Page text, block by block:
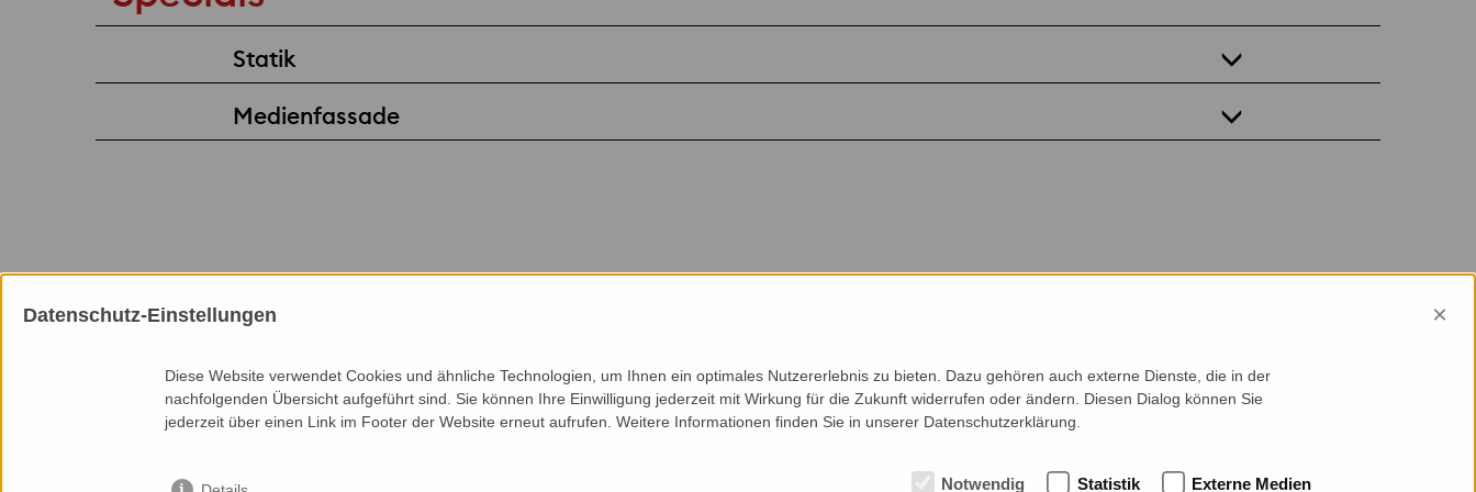
Statik
Medienfassade
Mitgliedschaften
Datenschutz-Einstellungen ×
Diese Website verwendet Cookies und ähnliche Technologien, um Ihnen ein optimales Nutzererlebnis zu bieten. Dazu gehören auch externe Dienste, die in der
nachfolgenden Übersicht aufgeführt sind. Sie können Ihre Einwilligung jederzeit mit Wirkung für die Zukunft widerrufen oder ändern. Diesen Dialog können Sie
jederzeit über einen Link im Footer der Website erneut aufrufen. Weitere Informationen finden Sie in unserer Datenschutzerklärung.
Notwendig Statistik Externe Medien